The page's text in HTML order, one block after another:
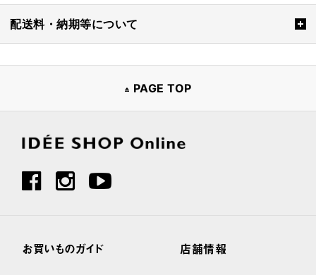
配送料・納期等について
PAGE TOP
お買いものガイド 店舗情報